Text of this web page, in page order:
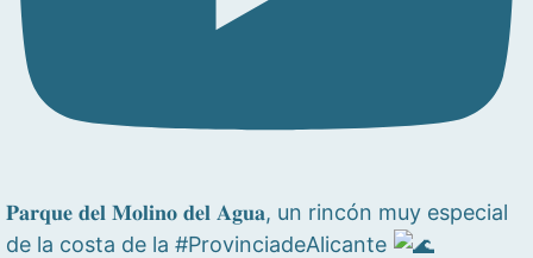
𝐏𝐚𝐫𝐪𝐮𝐞 𝐝𝐞𝐥 𝐌𝐨𝐥𝐢𝐧𝐨 𝐝𝐞𝐥 𝐀𝐠𝐮𝐚, un rincón muy especial
de la costa de la #ProvinciadeAlicante